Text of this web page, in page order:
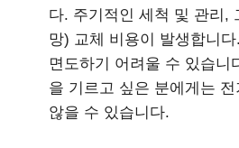
다. 주기적인 세척 및 관리,
망) 교체 비용이 발생합니
면도하기 어려울 수 있습니
을 기르고 싶은 분에게는
않을 수 있습니다.